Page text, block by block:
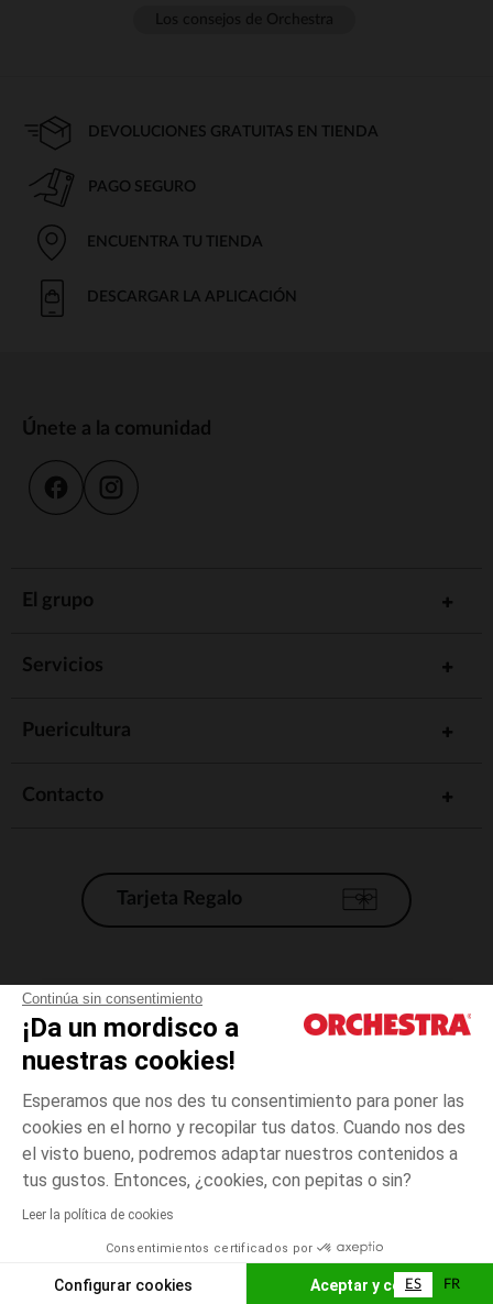
Continúa sin consentimiento
¡Da un mordisco a
nuestras cookies!
Esperamos que nos des tu consentimiento para poner las
cookies en el horno y recopilar tus datos. Cuando nos des
el visto bueno, podremos adaptar nuestros contenidos a
tus gustos. Entonces, ¿cookies, con pepitas o sin?
Leer la política de cookies
Consentimientos certificados por
Configurar cookies Aceptar y cerrar
Verde
talla
unica
El pago medidante
ELIGE UNA TALLA
DEVOLUCIONES GRATUITAS EN TIENDA
PAGO SEGURO
ENCUENTRA TU TIENDA
DESCARGAR LA APLICACIÓN
Únete a la comunidad
El grupo
Servicios
Puericultura
Contacto
Tarjeta Regalo
Condiciones generales de venta
Aviso Legal
*Condiciones de las ofertas actuales
Gestión de las cookies
Accesibilidad: no conforme
Orchestra adhiere al código de ética de la Federación Francesa de comercio
electrónico y venta a distancia (FEVAD) y al sistema de mediación de
ES FR